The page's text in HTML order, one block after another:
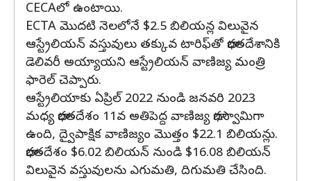
CECAలో ఉంటాయి.
ECTA మొదటి నెలలోనే $2.5 బిలియన్ల విలువైన
ఆస్ట్రేలియన్ వస్తువులు తక్కువ టారిఫ్‌తో భారతదేశానికి
డెలివరీ అయ్యాయని ఆస్ట్రేలియన్ వాణిజ్య మంత్రి
ఫారెల్ చెప్పారు.
ఆస్ట్రేలియాకు ఏప్రిల్ 2022 నుండి జనవరి 2023
మధ్య భారతదేశం 11వ అతిపెద్ద వాణిజ్య భాగస్వామిగా
ఉంది, ద్వైపాక్షిక వాణిజ్యం మొత్తం $22.1 బిలియన్లు.
భారతదేశం $6.02 బిలియన్ నుండి $16.08 బిలియన్
విలువైన వస్తువులను ఎగుమతి, దిగుమతి చేసింది.